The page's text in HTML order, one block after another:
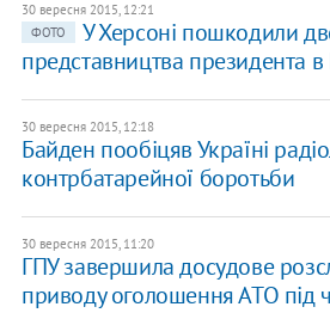
30 вересня 2015, 12:21
ФОТО
У Херсоні пошкодили
представництва президента
30 вересня 2015, 12:18
Байден пообіцяв Україні
контрбатарейної боротьби
30 вересня 2015, 11:20
ГПУ завершила досудове
приводу оголошення АТО під